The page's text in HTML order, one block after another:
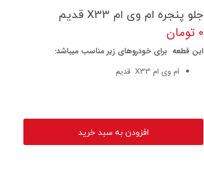
جلو پنجره ام وی ام X33 قدیم
۰ تومان
این قطعه برای خودروهای زیر مناسب میباشد:
ام وی ام X33 قدیم
افزودن به سبد خرید